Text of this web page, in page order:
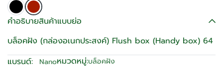
คำอธิบายสินค้าแบบย่อ
บล็อคฝัง (กล่องอเนกประสงค์) Flush box (Handy box) 64
แบรนด์:
Nanoหมวดหมู่:บล็อคฝัง